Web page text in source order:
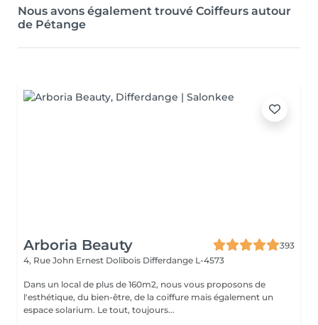
Nous avons également trouvé Coiffeurs autour
de Pétange
Arboria Beauty
393
4, Rue John Ernest Dolibois Differdange L-4573
Dans un local de plus de 160m2, nous vous proposons de
l'esthétique, du bien-être, de la coiffure mais également un
espace solarium. Le tout, toujours...